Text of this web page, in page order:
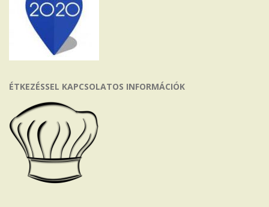
ÉTKEZÉSSEL KAPCSOLATOS INFORMÁCIÓK